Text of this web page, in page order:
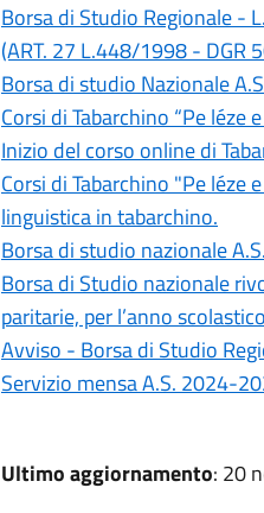
Borsa di Studio Regionale -
(ART. 27 L.448/1998 - DGR
Borsa di studio Nazionale
Corsi di Tabarchino “Pe
Inizio del corso online di
Corsi di Tabarchino "Pe
linguistica in tabarchino.
Borsa di studio nazionale
Borsa di Studio nazionale
paritarie, per l’anno
Avviso - Borsa di Studio
Servizio mensa A.S. 2024-
Ultimo aggiornamento: 20